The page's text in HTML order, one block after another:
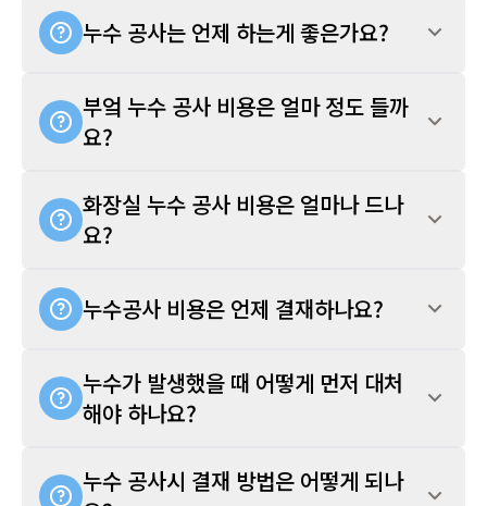
누수 공사는 언제 하는게 좋은가요?
부엌 누수 공사 비용은 얼마 정도 들까
요?
화장실 누수 공사 비용은 얼마나 드나
요?
누수공사 비용은 언제 결재하나요?
누수가 발생했을 때 어떻게 먼저 대처
해야 하나요?
누수 공사시 결재 방법은 어떻게 되나